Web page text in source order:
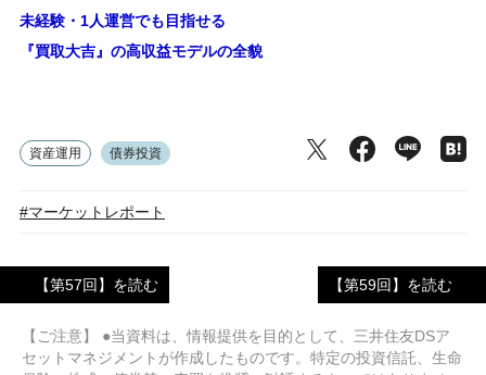
未経験・1人運営でも目指せる
『買取大吉』の高収益モデルの全貌
資産運用 債券投資
#マーケットレポート
【第57回】を読む 【第59回】を読む
【ご注意】 ●当資料は、情報提供を目的として、三井住友DSア
セットマネジメントが作成したものです。特定の投資信託、生命